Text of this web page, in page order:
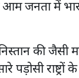
जनता में
की जैसी
पड़ोसी